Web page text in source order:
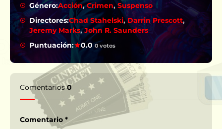
Género:Acción,Crimen,Suspenso
Directores:Chad Stahelski,Darrin Prescott,
Jeremy Marks,John R. Saunders
Puntuación:
0.0 0 votos
Comentarios0
Comentario *